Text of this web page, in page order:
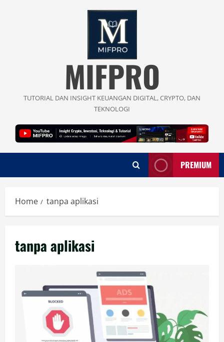
MIFPRO
TUTORIAL DAN INSIGHT KEUANGAN DIGITAL, CRYPTO, DAN
TEKNOLOGI
PREMIUM
Home tanpa aplikasi
tanpa aplikasi